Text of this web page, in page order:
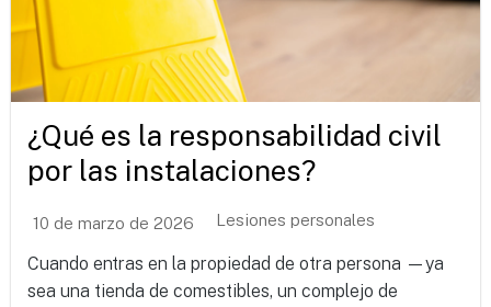
¿Qué es la responsabilidad civil
por las instalaciones?
10 de marzo de 2026 Lesiones personales
Cuando entras en la propiedad de otra persona —ya
sea una tienda de comestibles, un complejo de